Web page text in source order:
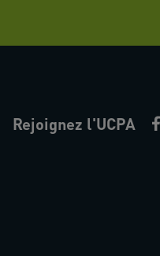
Rejoignez l'UCPA